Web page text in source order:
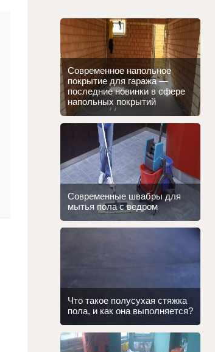
Современное напольное
покрытие для гаража —
последние новинки в сфере
напольных покрытий
Современные швабры для
мытья пола с ведром
Что такое полусухая стяжка
пола, и как она выполняется?